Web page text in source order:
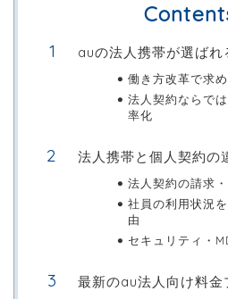
auの法人携帯が選ばれ
働き方改革で求
法人契約ならで
率化
法人携帯と個人契約の
法人契約の請求
社員の利用状況
由
セキュリティ・
最新のau法人向け料金